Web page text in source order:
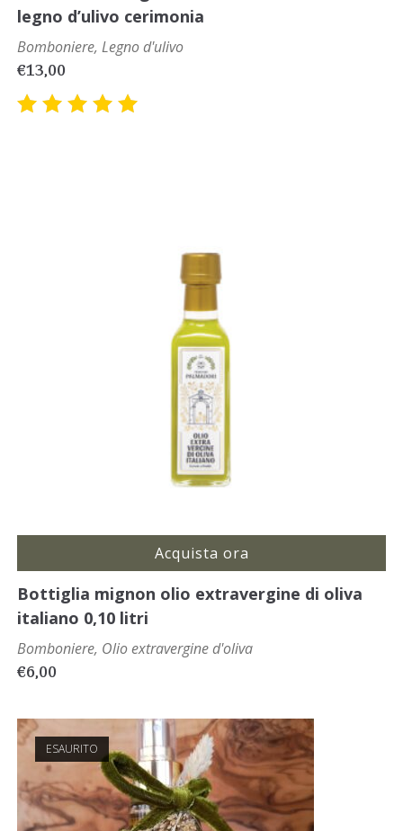
legno d’ulivo cerimonia
Bomboniere, Legno d'ulivo
€13,00
Acquista ora
Bottiglia mignon olio extravergine di oliva
italiano 0,10 litri
Bomboniere, Olio extravergine d'oliva
€6,00
ESAURITO